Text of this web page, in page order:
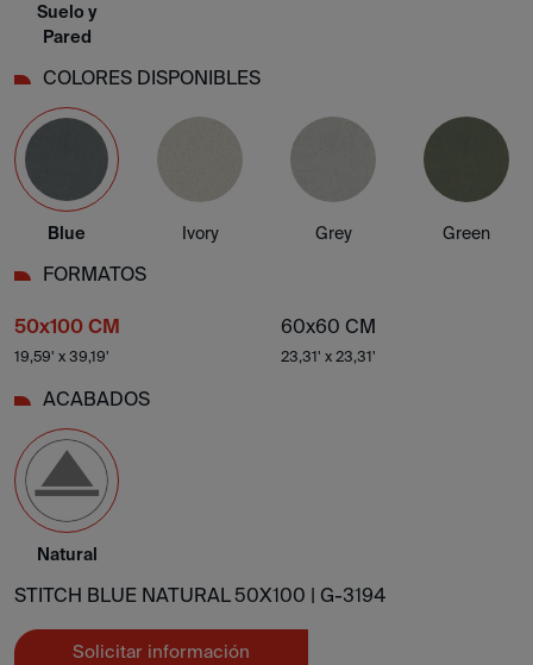
Suelo y
Pared
COLORES DISPONIBLES
Blue Ivory Grey Green
FORMATOS
50x100 CM
19,59' x 39,19'
60x60 CM
23,31' x 23,31'
ACABADOS
Natural
STITCH BLUE NATURAL 50X100 | G-3194
Solicitar información